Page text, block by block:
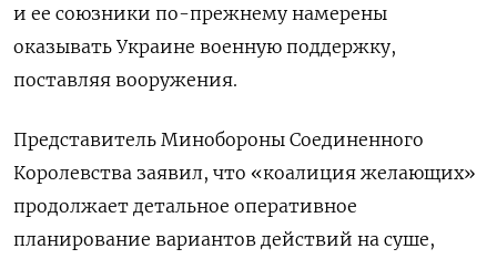
и ее союзники по-прежнему намерены
оказывать Украине военную поддержку,
поставляя вооружения.
Представитель Минобороны Соединенного
Королевства заявил, что «коалиция желающих»
продолжает детальное оперативное
планирование вариантов действий на суше,